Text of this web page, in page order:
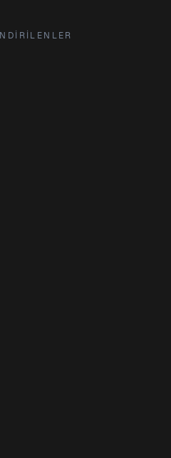
İNDIRILENLER